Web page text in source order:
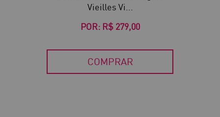
Vieilles Vi...
POR: R$ 279,00
COMPRAR